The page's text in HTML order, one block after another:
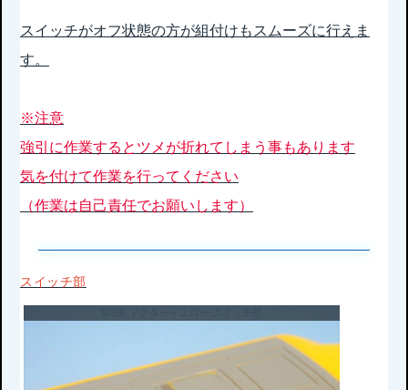
スイッチがオフ状態の方が組付けもスムーズに行えま
す。
※注意
強引に作業するとツメが折れてしまう事もあります
気を付けて作業を行ってください
（作業は自己責任でお願いします）
スイッチ部